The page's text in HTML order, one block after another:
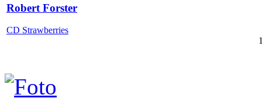
Robert Forster
CD Strawberries